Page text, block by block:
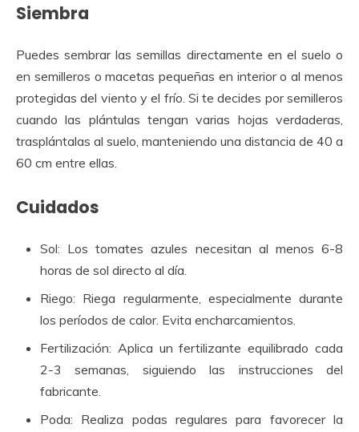
Siembra
Puedes sembrar las semillas directamente en el suelo o
en semilleros o macetas pequeñas en interior o al menos
protegidas del viento y el frío. Si te decides por semilleros
cuando las plántulas tengan varias hojas verdaderas,
trasplántalas al suelo, manteniendo una distancia de 40 a
60 cm entre ellas.
Cuidados
Sol: Los tomates azules necesitan al menos 6-8
horas de sol directo al día.
Riego: Riega regularmente, especialmente durante
los períodos de calor. Evita encharcamientos.
Fertilización: Aplica un fertilizante equilibrado cada
2-3 semanas, siguiendo las instrucciones del
fabricante.
Poda: Realiza podas regulares para favorecer la